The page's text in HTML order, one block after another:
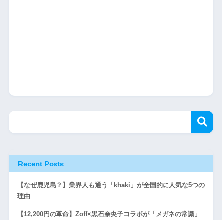
Recent Posts
【なぜ鹿児島？】業界人も通う「khaki」が全国的に人気な5つの
理由
【12,200円の革命】Zoff×黒石奈央子コラボが「メガネの常識」